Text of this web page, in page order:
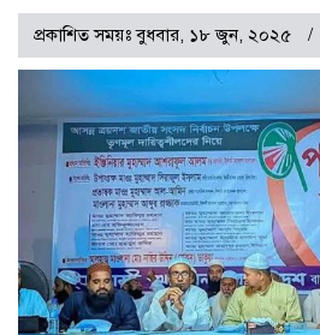
প্রকাশিত সময়ঃ বুধবার, ১৮ জুন, ২০২৫